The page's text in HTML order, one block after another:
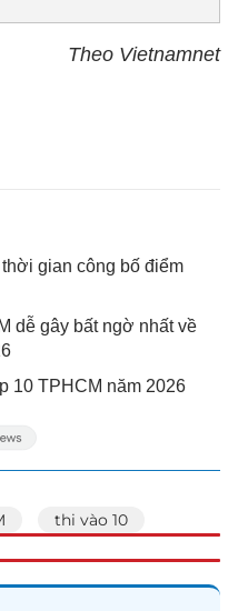
Theo Vietnamnet
gian công bố điểm
dễ gây bất ngờ nhất về
10 TPHCM năm 2026
thi vào 10